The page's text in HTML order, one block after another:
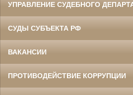
УПРАВЛЕНИЕ СУДЕБНОГО
СУДЫ СУБЪЕКТА РФ
ВАКАНСИИ
ПРОТИВОДЕЙСТВИЕ КОРРУПЦИИ